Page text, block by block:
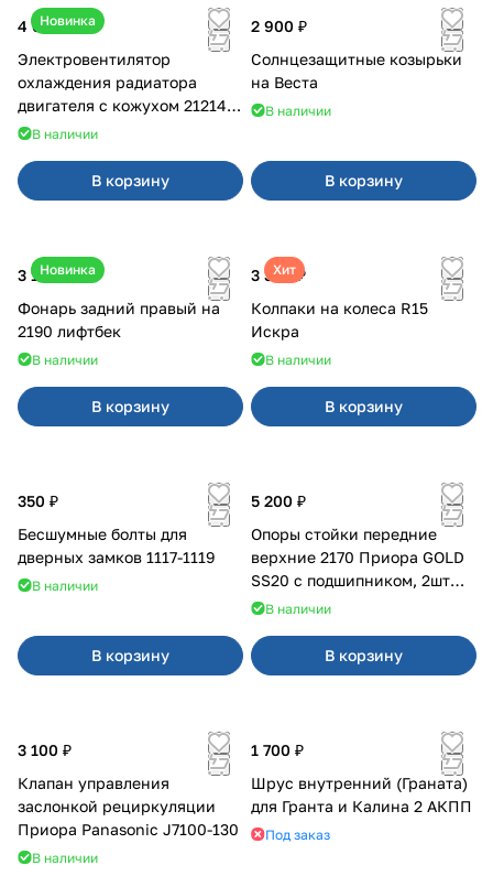
Новинка
4 600 ₽
Электровентилятор
охлаждения радиатора
двигателя с кожухом 21214
2121-21213 ВАЛЕЕ 95
В наличии
В корзину
2 900 ₽
Солнцезащитные козырьки
на Веста
В наличии
В корзину
Новинка
3 100 ₽
Фонарь задний правый на
2190 лифтбек
В наличии
В корзину
Хит
3 380 ₽
Колпаки на колеса R15
Искра
В наличии
В корзину
350 ₽
Бесшумные болты для
дверных замков 1117-1119
В наличии
В корзину
5 200 ₽
Опоры стойки передние
верхние 2170 Приора GOLD
SS20 с подшипником, 2шт
10116
В наличии
В корзину
3 100 ₽
Клапан управления
заслонкой рециркуляции
Приора Panasonic J7100-130
В наличии
1 700 ₽
Шрус внутренний (Граната)
для Гранта и Калина 2 АКПП
Под заказ